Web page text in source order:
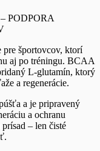
PODPORA
pre športovcov, ktorí
aj po tréningu. BCAA
L-glutamín, ktorý
a regenerácie.
a je pripravený
a ochranu
– len čisté